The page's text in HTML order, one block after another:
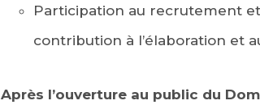
Participation au recrutement
contribution à l’élaboration et
Après l’ouverture au public du